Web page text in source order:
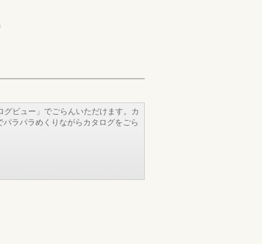
グビュー」でごらんいただけます。カ
ラパラめくりながらカタログをごら